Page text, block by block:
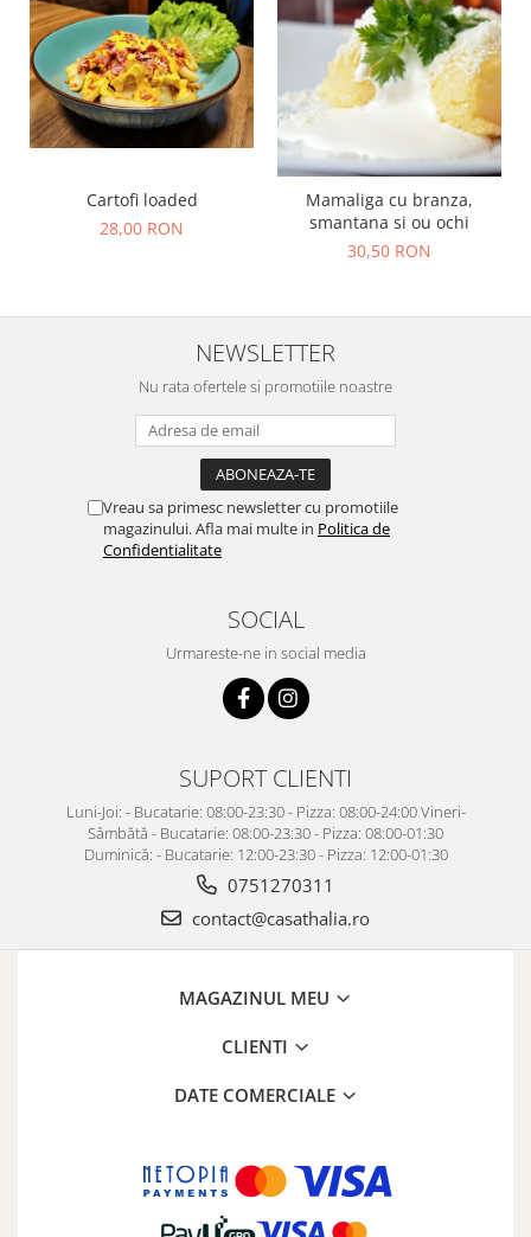
Cartofi loaded
28,00 RON
Mamaliga cu branza,
smantana si ou ochi
30,50 RON
NEWSLETTER
Nu rata ofertele si promotiile noastre
Vreau sa primesc newsletter cu promotiile
magazinului. Afla mai multe in Politica de
Confidentialitate
SOCIAL
Urmareste-ne in social media
SUPORT CLIENTI
Luni-Joi: - Bucatarie: 08:00-23:30 - Pizza: 08:00-24:00 Vineri-
Sâmbătă - Bucatarie: 08:00-23:30 - Pizza: 08:00-01:30
Duminică: - Bucatarie: 12:00-23:30 - Pizza: 12:00-01:30
0751270311
contact@casathalia.ro
MAGAZINUL MEU
CLIENTI
DATE COMERCIALE